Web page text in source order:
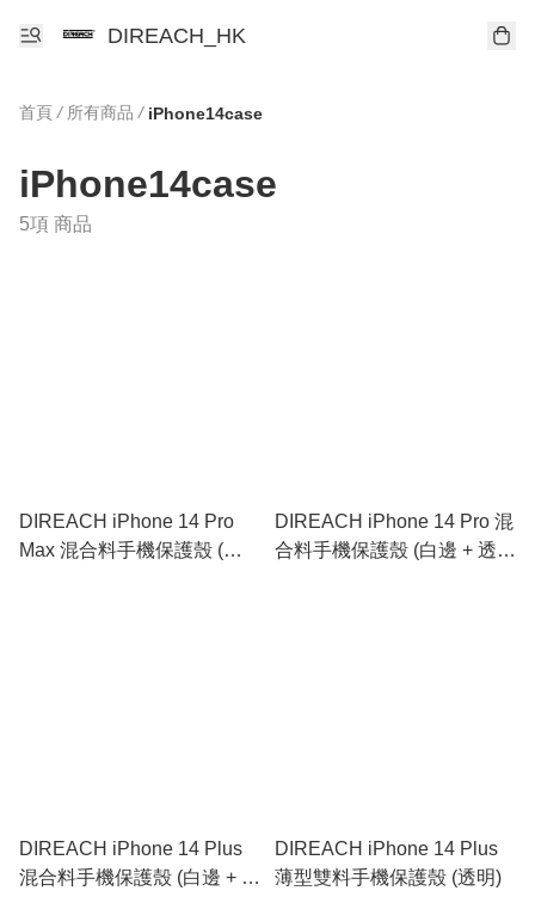
DIREACH_HK
首頁 / 所有商品 / iPhone14case
iPhone14case
5項 商品
DIREACH iPhone 14 Pro
Max 混合料手機保護殼 (黑
DIREACH iPhone 14 Pro 混
合料手機保護殼 (白邊 + 透
DIREACH iPhone 14 Plus
混合料手機保護殼 (白邊 + 透
DIREACH iPhone 14 Plus
薄型雙料手機保護殼 (透明)